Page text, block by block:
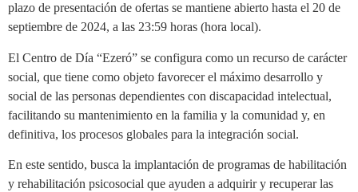
plazo de presentación de ofertas se mantiene abierto hasta el 20 de
septiembre de 2024, a las 23:59 horas (hora local).
El Centro de Día “Ezeró” se configura como un recurso de carácter
social, que tiene como objeto favorecer el máximo desarrollo y
social de las personas dependientes con discapacidad intelectual,
facilitando su mantenimiento en la familia y la comunidad y, en
definitiva, los procesos globales para la integración social.
En este sentido, busca la implantación de programas de habilitación
y rehabilitación psicosocial que ayuden a adquirir y recuperar las